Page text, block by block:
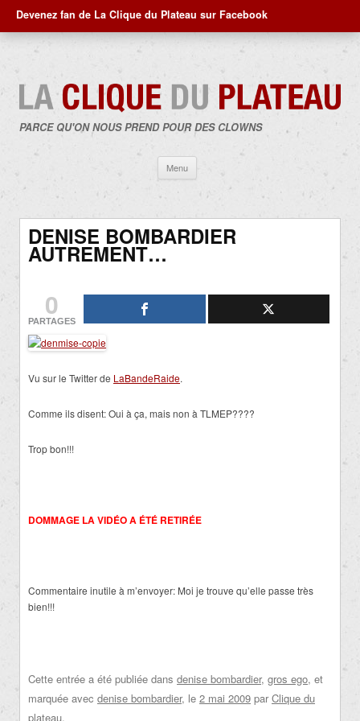
Devenez fan de La Clique du Plateau sur Facebook
PARCE QU'ON NOUS PREND POUR DES CLOWNS
Menu
contenu
DENISE BOMBARDIER
AUTREMENT…
0
PARTAGES
Vu sur le Twitter de LaBandeRaide.
Comme ils disent: Oui à ça, mais non à TLMEP????
Trop bon!!!
DOMMAGE LA VIDÉO A ÉTÉ RETIRÉE
Commentaire inutile à m’envoyer: Moi je trouve qu’elle passe très
bien!!!
Cette entrée a été publiée dans denise bombardier, gros ego, et
marquée avec denise bombardier, le 2 mai 2009 par Clique du
plateau.